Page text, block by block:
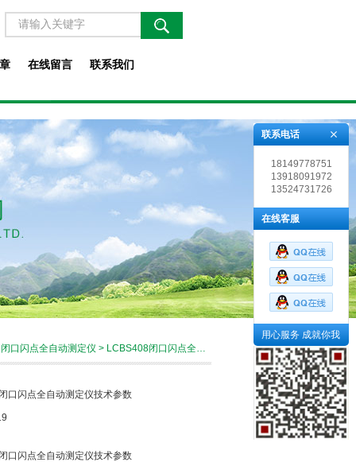
在线留言 联系我们
闭口闪点全自动测定仪 > LCBS408闭口闪点全自动测定仪技术参数
口闪点全自动测定仪技术参数
口闪点全自动测定仪技术参数
联系电话
18149778751
13918091972
13524731726
在线客服
用心服务 成就你我